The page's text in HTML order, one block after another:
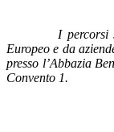
I percorsi sono
Europeo e da
presso l’Abbazia
Convento 1.